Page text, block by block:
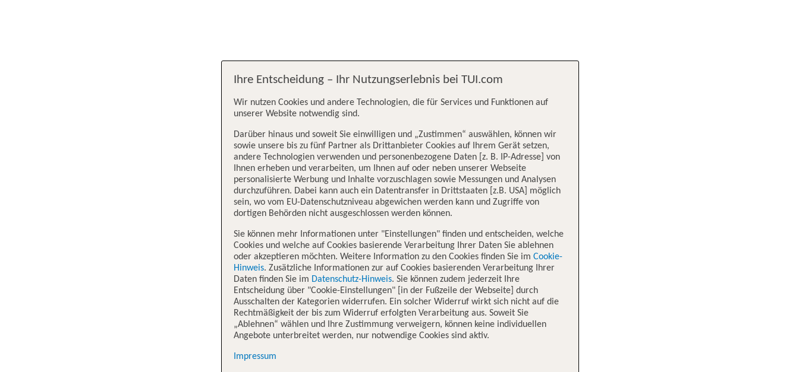
Ihre Entscheidung – Ihr Nutzungserlebnis bei TUI.com
Wir nutzen Cookies und andere Technologien, die für Services und Funktionen auf
unserer Website notwendig sind.
Darüber hinaus und soweit Sie einwilligen und „Zustimmen“ auswählen, können wir
sowie unsere bis zu fünf Partner als Drittanbieter Cookies auf Ihrem Gerät setzen,
andere Technologien verwenden und personenbezogene Daten [z. B. IP-Adresse] von
Ihnen erheben und verarbeiten, um Ihnen auf oder neben unserer Webseite
personalisierte Werbung und Inhalte vorzuschlagen sowie Messungen und Analysen
durchzuführen. Dabei kann auch ein Datentransfer in Drittstaaten [z.B. USA] möglich
sein, wo vom EU-Datenschutzniveau abgewichen werden kann und Zugriffe von
dortigen Behörden nicht ausgeschlossen werden können.
Sie können mehr Informationen unter "Einstellungen" finden und entscheiden, welche
Cookies und welche auf Cookies basierende Verarbeitung Ihrer Daten Sie ablehnen
oder akzeptieren möchten. Weitere Information zu den Cookies finden Sie im Cookie-
Hinweis. Zusätzliche Informationen zur auf Cookies basierenden Verarbeitung Ihrer
Daten finden Sie im Datenschutz-Hinweis. Sie können zudem jederzeit Ihre
Entscheidung über "Cookie-Einstellungen" [in der Fußzeile der Webseite] durch
Ausschalten der Kategorien widerrufen. Ein solcher Widerruf wirkt sich nicht auf die
Rechtmäßigkeit der bis zum Widerruf erfolgten Verarbeitung aus. Soweit Sie
„Ablehnen“ wählen und Ihre Zustimmung verweigern, können keine individuellen
Angebote unterbreitet werden, nur notwendige Cookies sind aktiv.
Impressum